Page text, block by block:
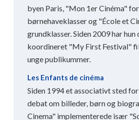
byen Paris, "Mon 1er Cinéma" for
børnehaveklasser og "École et
grundklasser. Siden 2009 har hun
koordineret "My First Festival"
unge publikummer.
Les Enfants de cinéma
Siden 1994 et associativt sted
debat om billeder, børn og
Cinema" implementerede især